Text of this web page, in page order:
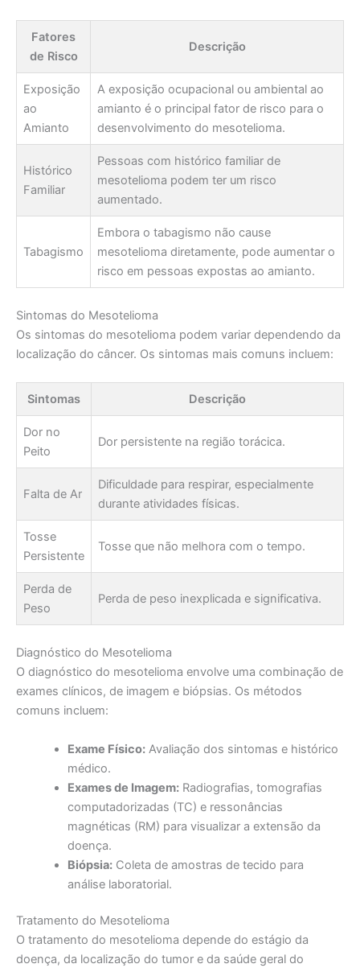
Fatores
de Risco
Descrição
Exposição
ao
Amianto
A exposição ocupacional ou ambiental ao
amianto é o principal fator de risco para o
desenvolvimento do mesotelioma.
Histórico
Familiar
Pessoas com histórico familiar de
mesotelioma podem ter um risco
aumentado.
Tabagismo
Embora o tabagismo não cause
mesotelioma diretamente, pode aumentar o
risco em pessoas expostas ao amianto.
Sintomas do Mesotelioma
Os sintomas do mesotelioma podem variar dependendo da
localização do câncer. Os sintomas mais comuns incluem:
Sintomas Descrição
Dor no
Peito
Dor persistente na região torácica.
Falta de Ar
Dificuldade para respirar, especialmente
durante atividades físicas.
Tosse
Persistente
Tosse que não melhora com o tempo.
Perda de
Peso
Perda de peso inexplicada e significativa.
Diagnóstico do Mesotelioma
O diagnóstico do mesotelioma envolve uma combinação de
exames clínicos, de imagem e biópsias. Os métodos
comuns incluem:
Exame Físico:Avaliação dos sintomas e histórico
médico.
Exames de Imagem:Radiografias, tomografias
computadorizadas (TC) e ressonâncias
magnéticas (RM) para visualizar a extensão da
doença.
Biópsia:Coleta de amostras de tecido para
análise laboratorial.
Tratamento do Mesotelioma
O tratamento do mesotelioma depende do estágio da
doença, da localização do tumor e da saúde geral do